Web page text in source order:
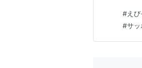
4年前
へ寄
#え
#サ